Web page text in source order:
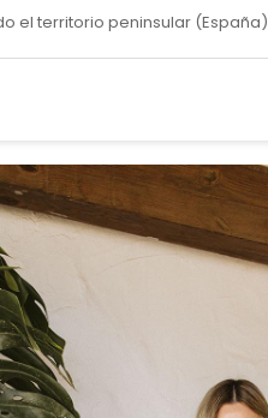
el territorio peninsular (España)